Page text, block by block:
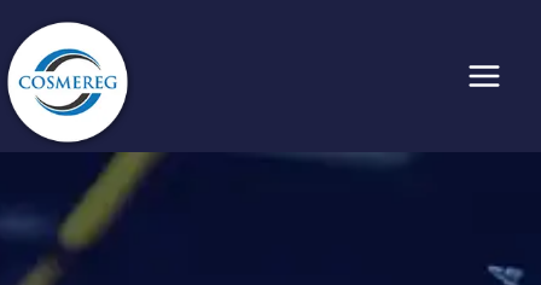
容
を
ス